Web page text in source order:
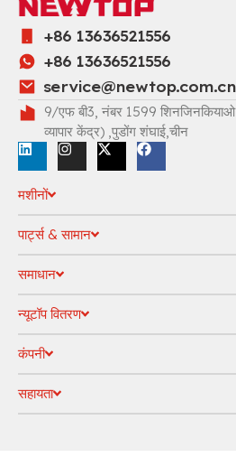
+86 13636521556
+86 13636521556
service@newtop.com.cn
9/एफ बी3, नंबर 1599 शिनजिनकियाओ
व्यापार केंद्र) ,पुडोंग शंघाई,चीन
मशीनों
पार्ट्स & सामान
समाधान
न्यूटॉप वितरण
कंपनी
सहायता